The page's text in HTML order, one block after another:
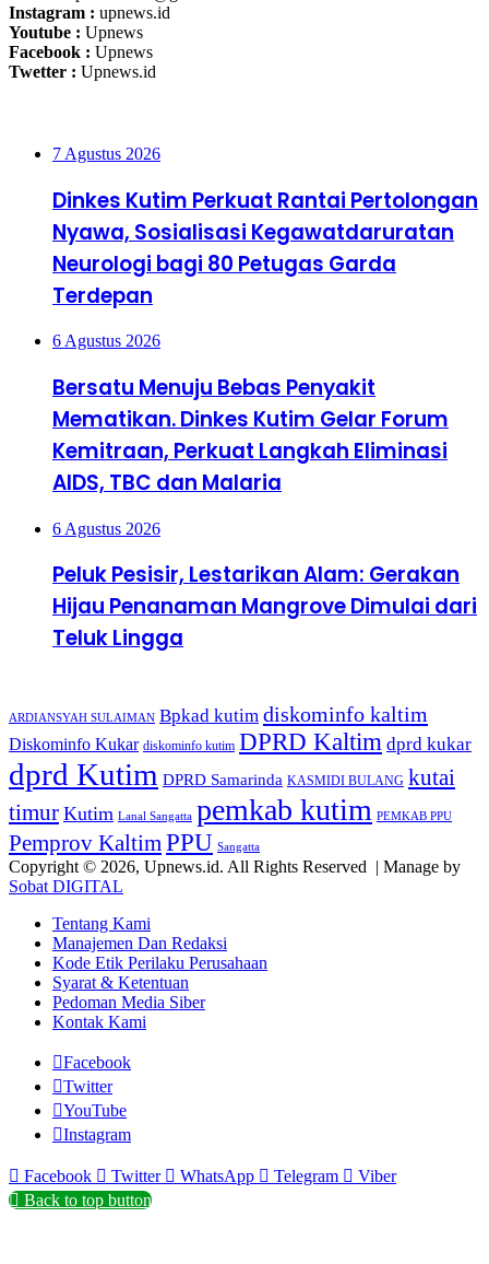
Instagram : upnews.id
Youtube : Upnews
Facebook : Upnews
Twetter : Upnews.id
7 Agustus 2026
Dinkes Kutim Perkuat Rantai Pertolongan
Nyawa, Sosialisasi Kegawatdaruratan
Neurologi bagi 80 Petugas Garda
Terdepan
6 Agustus 2026
Bersatu Menuju Bebas Penyakit
Mematikan. Dinkes Kutim Gelar Forum
Kemitraan, Perkuat Langkah Eliminasi
AIDS, TBC dan Malaria
6 Agustus 2026
Peluk Pesisir, Lestarikan Alam: Gerakan
Hijau Penanaman Mangrove Dimulai dari
Teluk Lingga
ARDIANSYAH SULAIMAN Bpkad kutim diskominfo kaltim
Diskominfo Kukar diskominfo kutim DPRD Kaltim dprd kukar
dprd Kutim DPRD Samarinda KASMIDI BULANG kutai
timur Kutim Lanal Sangatta pemkab kutim PEMKAB PPU
Pemprov KaltimPPU Sangatta
Copyright © 2026, Upnews.id. All Rights Reserved | Manage by
Sobat DIGITAL
Tentang Kami
Manajemen Dan Redaksi
Kode Etik Perilaku Perusahaan
Syarat & Ketentuan
Pedoman Media Siber
Kontak Kami
Facebook
Twitter
YouTube
Instagram
Facebook Twitter WhatsApp Telegram
Viber
Back to top button